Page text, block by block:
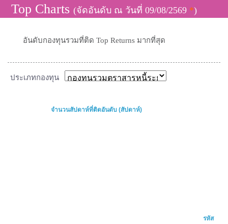
Top Charts(จัดอันดับ ณ วันที่ 09/08/2569 *)
อันดับกองทุนรวมที่ติด Top Returns มากที่สุด
ประเภทกองทุน
จำนวนสัปดาห์ที่ติดอันดับ (สัปดาห์)
รหัส